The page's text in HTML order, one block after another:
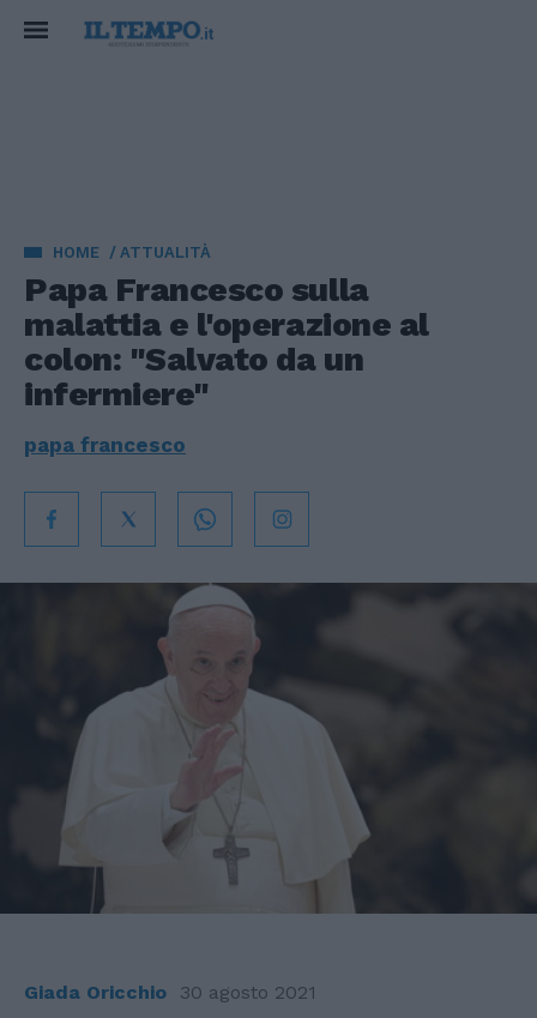
HOME ATTUALITÀ
Papa Francesco sulla
malattia e l'operazione al
colon: "Salvato da un
infermiere"
papa francesco
Giada Oricchio 30 agosto 2021